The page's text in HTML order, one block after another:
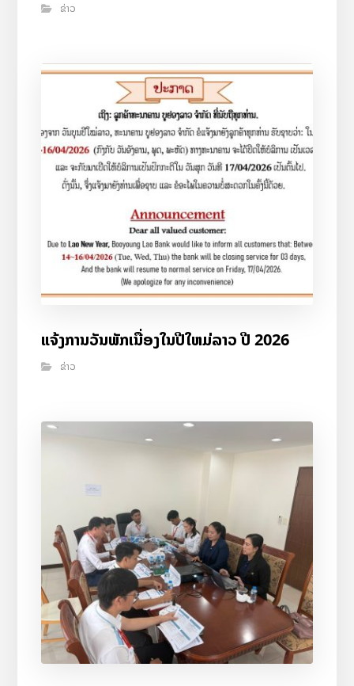
ຂ່າວ
ແຈ້ງການວັນພັກເນື່ອງໃນປີໃຫມ່ລາວ ປີ 2026
ຂ່າວ